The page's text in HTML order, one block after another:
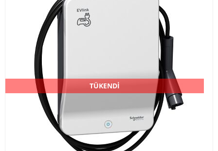
TÜKENDİ